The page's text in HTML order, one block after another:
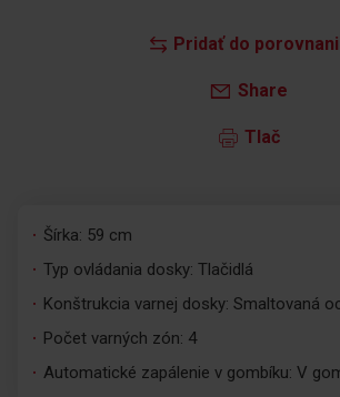
Pridať do
Share
Tlač
Šírka: 59 cm
Typ ovládania dosky: Tlačidlá
Konštrukcia varnej dosky: Smaltovaná
Počet varných zón: 4
Automatické zapálenie v gombíku: V